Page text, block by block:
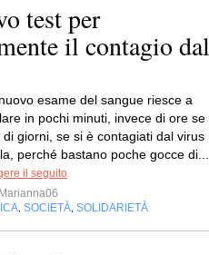
test per
il contagio dal
esame del sangue riesce a
in pochi minuti, invece di ore se
di giorni, se si è contagiati dal virus
perché bastano poche gocce di...
il seguito
Marianna06
SOCIETÀ SOLIDARIETÀ